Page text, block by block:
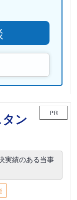
ン
PR
実績のある当事